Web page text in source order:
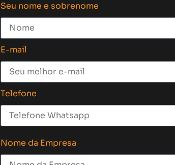
Seu nome e sobrenome
E-mail
Telefone
Nome da Empresa